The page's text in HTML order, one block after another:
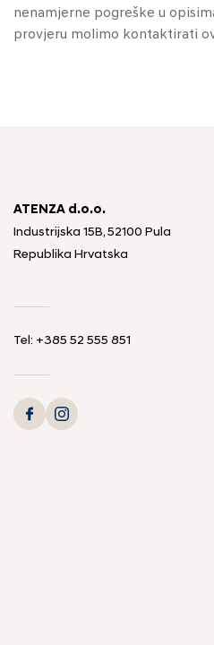
nenamjerne pogreške u
provjeru molimo kontaktirati
ATENZA d.o.o.
Industrijska 15B, 52100 Pula
Republika Hrvatska
Tel: +385 52 555 851